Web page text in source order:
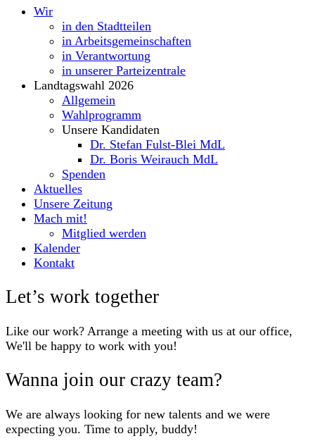
Wir
in den Stadtteilen
in Arbeitsgemeinschaften
in Verantwortung
in unserer Parteizentrale
Landtagswahl 2026
Allgemein
Wahlprogramm
Unsere Kandidaten
Dr. Stefan Fulst-Blei MdL
Dr. Boris Weirauch MdL
Spenden
Aktuelles
Unsere Zeitung
Mach mit!
Mitglied werden
Kalender
Kontakt
Let’s work together
Like our work? Arrange a meeting with us at our office,
We'll be happy to work with you!
Wanna join our crazy team?
We are always looking for new talents and we were
expecting you. Time to apply, buddy!